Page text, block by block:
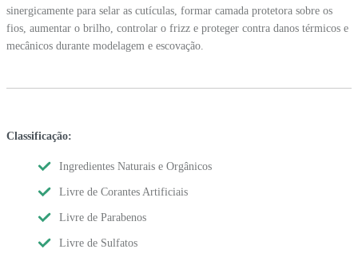
sinergicamente para selar as cutículas, formar camada protetora sobre os
fios, aumentar o brilho, controlar o frizz e proteger contra danos térmicos e
mecânicos durante modelagem e escovação.
Classificação:
Ingredientes Naturais e Orgânicos
Livre de Corantes Artificiais
Livre de Parabenos
Livre de Sulfatos